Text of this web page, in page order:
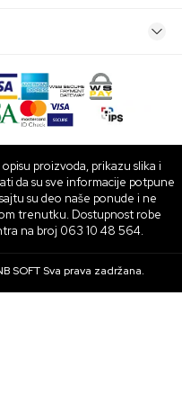
proizvoda, prikazu slika i
da su sve informacije potpune
su deo naše ponude i ne
trenutku. Dostupnost robe
na broj 063 10 48 564.
SOFTSva prava zadržana.